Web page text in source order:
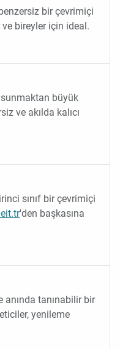
bir çevrimiçi
bireyler için ideal.
sunmaktan büyük
ve akılda kalıcı
sınıf bir çevrimiçi
'den başkasına
tanınabilir bir
yenileme